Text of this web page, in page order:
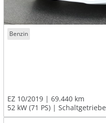
Benzin
EZ 10/2019
69.440 km
52 kW (71 PS)
Schaltgetriebe